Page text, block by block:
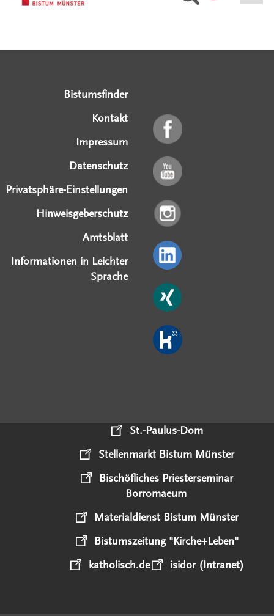
Bistumsfinder
Kontakt
Impressum
Datenschutz
Privatsphäre-Einstellungen
Hinweisgeberschutz
Amtsblatt
Informationen in Leichter
Sprache
St.-Paulus-Dom
Stellenmarkt Bistum Münster
Bischöfliches Priesterseminar
Borromaeum
Materialdienst Bistum Münster
Bistumszeitung "Kirche+Leben"
katholisch.de
isidor (Intranet)